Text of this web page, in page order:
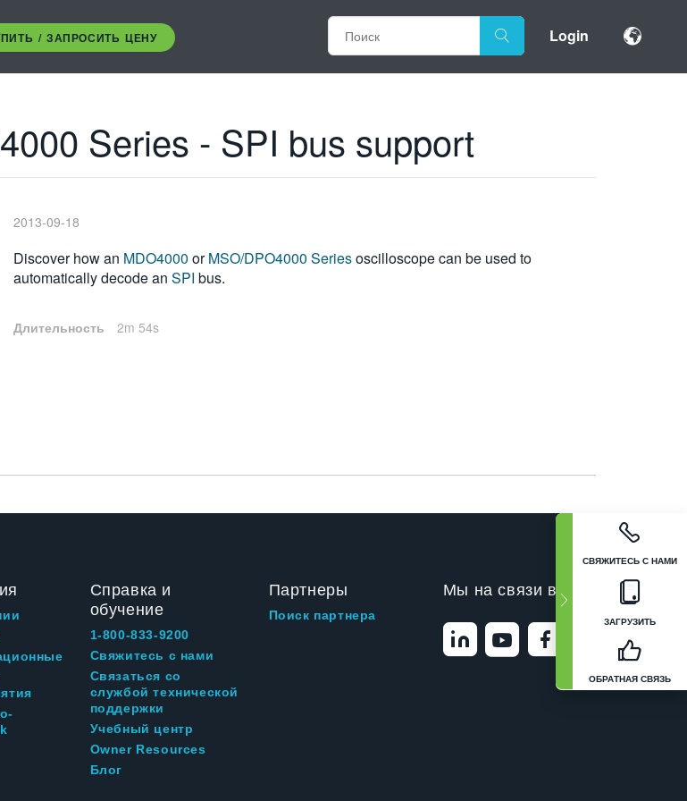
/ ЗАПРОСИТЬ ЦЕНУ Login
СВЯЖИТЕСЬ С НАМИ
ЗАГРУЗИТЬ
ОБРАТНАЯ СВЯЗЬ
Series - SPI bus support
2013-09-18
Discover how an MDO4000 orMSO/DPO4000 Seriesoscilloscope can be used to
automatically decode an SPI bus.
Длительность 2m 54s
Справка и
обучение
1-800-833-9200
Свяжитесь с нами
Связаться со
службой технической
поддержки
Учебный центр
Owner Resources
Блог
Партнеры
Поиск партнера
Мы на связи в